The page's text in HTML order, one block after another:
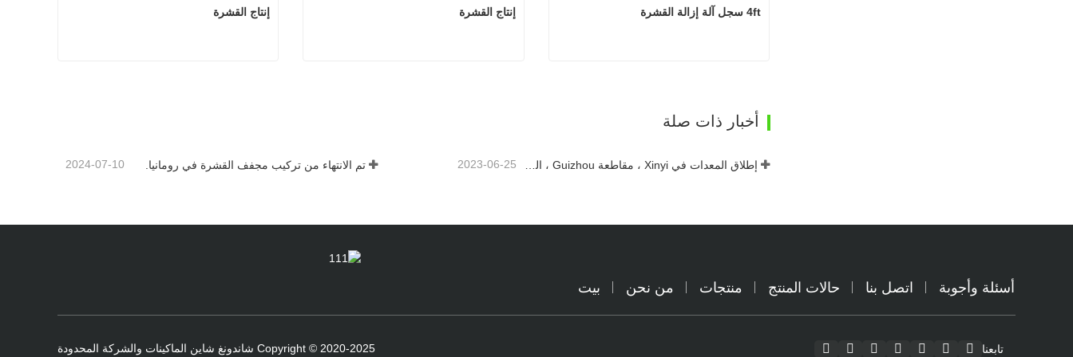
إنتاج القشرة إنتاج القشرة 4ft سجل آلة إزالة القشرة
أخبار ذات صلة
تم الانتهاء من تركيب مجفف القشرة في رومانيا. 2024-07-10 إطلاق المعدات في Xinyi ، مقاطعة Guizhou ، الصين 2023-06-25
بيت من نحن منتجات حالات المنتج اتصل بنا أسئلة وأجوبة
Copyright © 2020-2025 شاندونغ شاين الماكينات والشركة المحدودة تابعنا